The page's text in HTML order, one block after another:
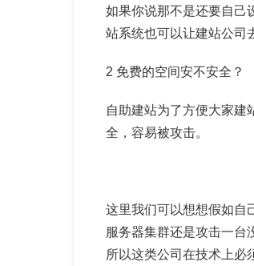
如果你说那不是还要自己
站系统也可以让建站公司
2 免费的空间安不安全？
自助建站为了方便大家建
全，容易被攻击。
这里我们可以想想假如自
服务器集群还是攻击一台
所以这类公司在技术上必